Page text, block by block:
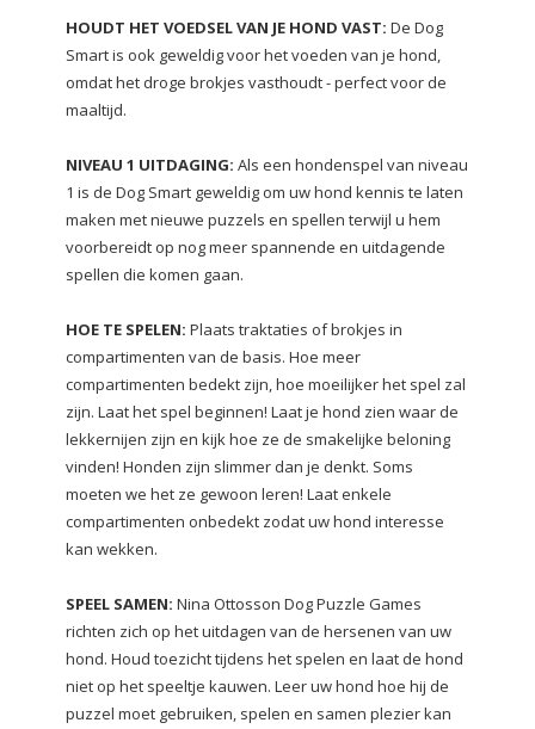
HOUDT HET VOEDSEL VAN JE HOND VAST: De Dog
Smart is ook geweldig voor het voeden van je hond,
omdat het droge brokjes vasthoudt - perfect voor de
maaltijd.
NIVEAU 1 UITDAGING: Als een hondenspel van niveau
1 is de Dog Smart geweldig om uw hond kennis te laten
maken met nieuwe puzzels en spellen terwijl u hem
voorbereidt op nog meer spannende en uitdagende
spellen die komen gaan.
HOE TE SPELEN: Plaats traktaties of brokjes in
compartimenten van de basis. Hoe meer
compartimenten bedekt zijn, hoe moeilijker het spel zal
zijn. Laat het spel beginnen! Laat je hond zien waar de
lekkernijen zijn en kijk hoe ze de smakelijke beloning
vinden! Honden zijn slimmer dan je denkt. Soms
moeten we het ze gewoon leren! Laat enkele
compartimenten onbedekt zodat uw hond interesse
kan wekken.
SPEEL SAMEN: Nina Ottosson Dog Puzzle Games
richten zich op het uitdagen van de hersenen van uw
hond. Houd toezicht tijdens het spelen en laat de hond
niet op het speeltje kauwen. Leer uw hond hoe hij de
puzzel moet gebruiken, spelen en samen plezier kan